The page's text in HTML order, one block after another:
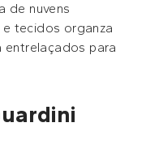
de nuvens
tecidos organza
para